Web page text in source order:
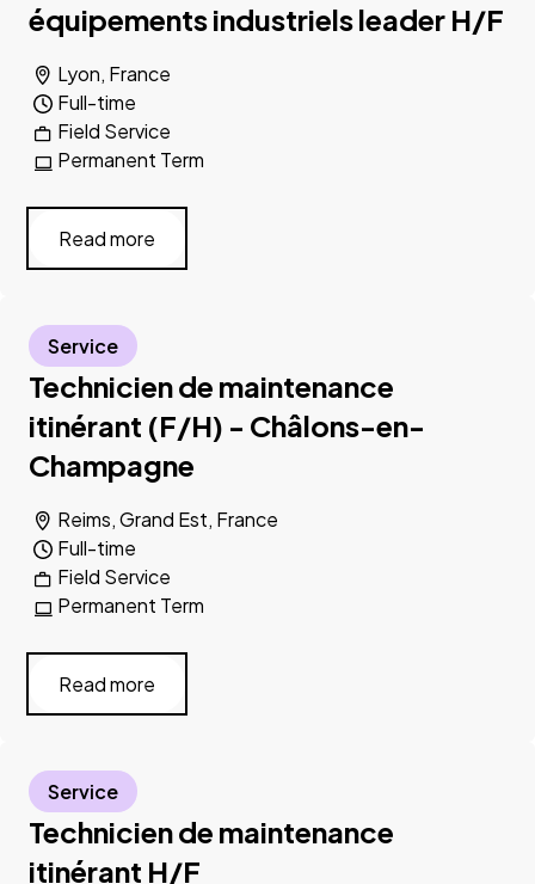
équipements industriels leader H/F
Lyon, France
Field Service
Full-time
Permanent Term
Read more
Technicien de maintenance
itinérant (F/H) - Châlons-en-
Champagne
Reims, Grand Est, France
Field Service
Full-time
Permanent Term
Service
Read more
Technicien de maintenance
itinérant H/F
Service